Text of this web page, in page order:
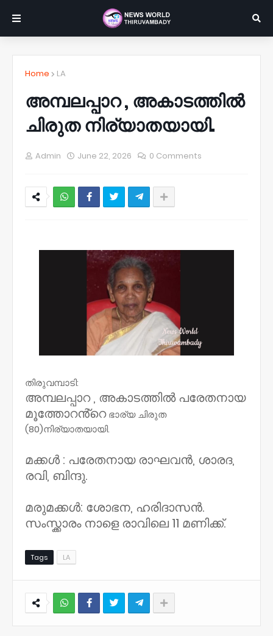
Home LA
അമ്പലപ്പാറ , അകാടത്തിൽ
ചിരുത നിര്യാതയായി.
Admin June 22, 2026 0 Comments
തിരുവമ്പാടി:
അമ്പലപ്പാറ , അകാടത്തിൽ പരേതനായ
മൂത്തോറൻ്റെഭാര്യ ചിരുത
(80)നിര്യാതയായി.
മക്കൾ : പരേതനായ രാഘവൻ, ശാരദ,
രവി, ബിന്ദു.
മരുമക്കൾ: ശോഭന, ഹരിദാസൻ.
സംസ്ക്കാരം നാളെ രാവിലെ 11 മണിക്ക്.
Tags LA